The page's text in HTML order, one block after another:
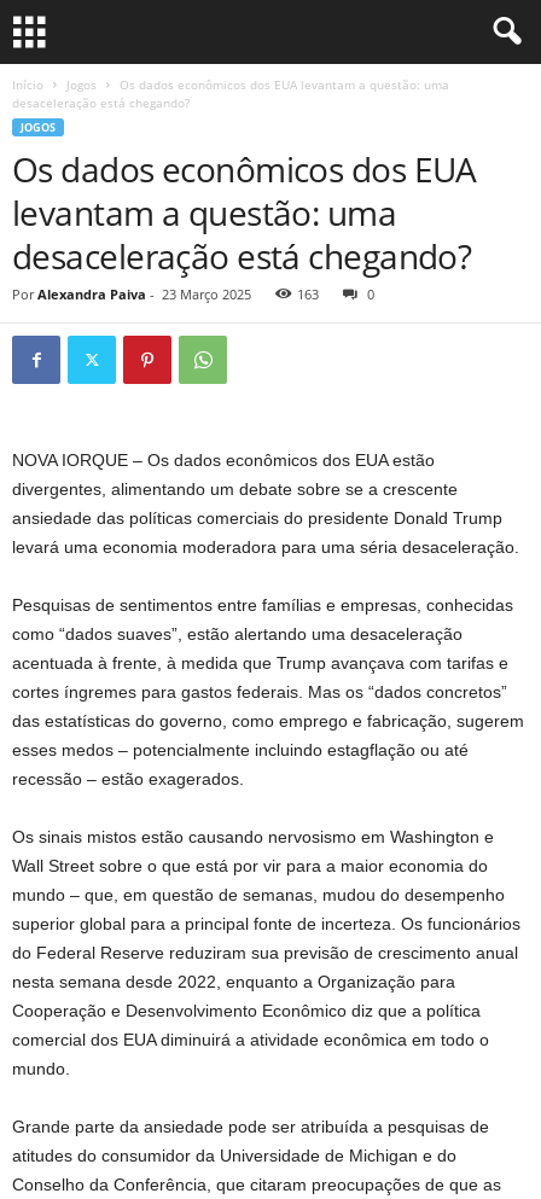
Início Jogos
Os dados econômicos dos EUA levantam a questão: uma
desaceleração está chegando?
JOGOS
Os dados econômicos dos EUA
levantam a questão: uma
desaceleração está chegando?
Por Alexandra Paiva - 23 Março 2025 163 0
NOVA IORQUE – Os dados econômicos dos EUA estão
divergentes, alimentando um debate sobre se a crescente
ansiedade das políticas comerciais do presidente Donald Trump
levará uma economia moderadora para uma séria desaceleração.
Pesquisas de sentimentos entre famílias e empresas, conhecidas
como “dados suaves”, estão alertando uma desaceleração
acentuada à frente, à medida que Trump avançava com tarifas e
cortes íngremes para gastos federais. Mas os “dados concretos”
das estatísticas do governo, como emprego e fabricação, sugerem
esses medos – potencialmente incluindo estagflação ou até
recessão – estão exagerados.
Os sinais mistos estão causando nervosismo em Washington e
Wall Street sobre o que está por vir para a maior economia do
mundo – que, em questão de semanas, mudou do desempenho
superior global para a principal fonte de incerteza. Os funcionários
do Federal Reserve reduziram sua previsão de crescimento anual
nesta semana desde 2022, enquanto a Organização para
Cooperação e Desenvolvimento Econômico diz que a política
comercial dos EUA diminuirá a atividade econômica em todo o
mundo.
Grande parte da ansiedade pode ser atribuída a pesquisas de
atitudes do consumidor da Universidade de Michigan e do
Conselho da Conferência, que citaram preocupações de que as